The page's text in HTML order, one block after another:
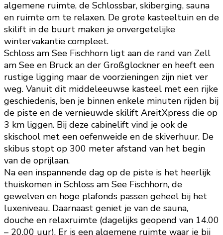
algemene ruimte, de Schlossbar, skiberging, sauna
en ruimte om te relaxen. De grote kasteeltuin en de
skilift in de buurt maken je onvergetelijke
wintervakantie compleet.
Schloss am See Fischhorn ligt aan de rand van Zell
am See en Bruck an der Großglockner en heeft een
rustige ligging maar de voorzieningen zijn niet ver
weg. Vanuit dit middeleeuwse kasteel met een rijke
geschiedenis, ben je binnen enkele minuten rijden bij
de piste en de vernieuwde skilift AreitXpress die op
3 km liggen. Bij deze cabinelift vind je ook de
skischool met een oefenweide en de skiverhuur. De
skibus stopt op 300 meter afstand van het begin
van de oprijlaan.
Na een inspannende dag op de piste is het heerlijk
thuiskomen in Schloss am See Fischhorn, de
gewelven en hoge plafonds passen geheel bij het
luxeniveau. Daarnaast geniet je van de sauna,
douche en relaxruimte (dagelijks geopend van 14.00
– 20.00 uur). Er is een algemene ruimte waar je bij